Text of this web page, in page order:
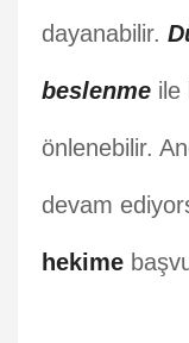
dayanabilir.
beslenme ile
önlenebilir.
devam
hekime